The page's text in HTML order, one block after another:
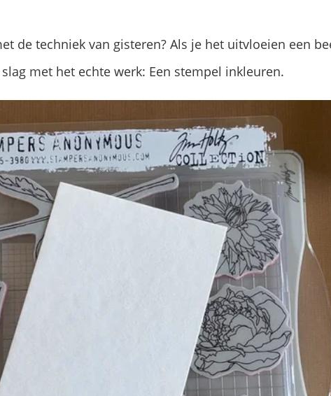
de techniek van gisteren? Als je het uitvloeien een
met het echte werk: Een stempel inkleuren.